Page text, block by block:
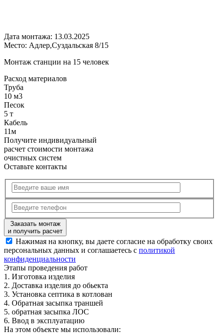
Дата монтажа: 13.03.2025
Место: Адлер,Суздальская 8/15
Монтаж станции на 15 человек
Расход материалов
Труба
10 м3
Песок
5 т
Кабель
11м
Получите индивидуальный
расчет стоимости монтажа
очистных систем
Оставьте контакты
Заказать монтаж
и получить расчет
Нажимая на кнопку, вы даете согласие на обработку своих
персональных данных и соглашаетесь с политикой
конфиденциальности
Этапы проведения работ
1. Изготовка изделия
2. Доставка изделия до обьекта
3. Установка септика в котлован
4. Обратная засыпка траншей
5. обратная засыпка ЛОС
6. Ввод в эксплуатацию
На этом объекте мы использовали: